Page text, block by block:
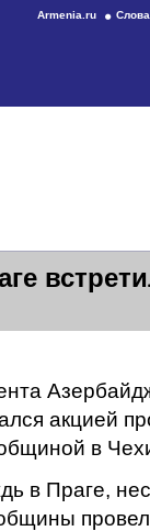
Armenia.ru
акцией
в
в Праге,